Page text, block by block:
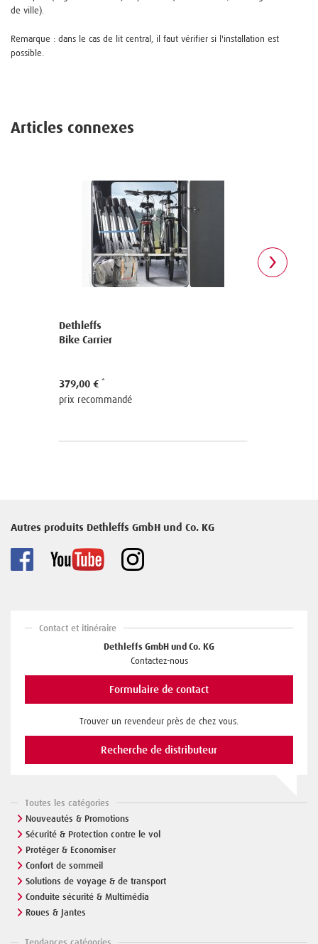
de ville).
Remarque : dans le cas de lit central, il faut vérifier si l'installation est
possible.
Articles connexes
Dethleffs
Bike Carrier
379,00 €
prix recommandé
Autres produits Dethleffs GmbH und Co. KG
Contact et itinéraire
Dethleffs GmbH und Co. KG
Contactez-nous
Formulaire de contact
Trouver un revendeur près de chez vous.
Recherche de distributeur
Toutes les catégories
Nouveautés & Promotions
Sécurité & Protection contre le vol
Protéger & Economiser
Confort de sommeil
Solutions de voyage & de transport
Conduite sécurité & Multimédia
Roues & Jantes